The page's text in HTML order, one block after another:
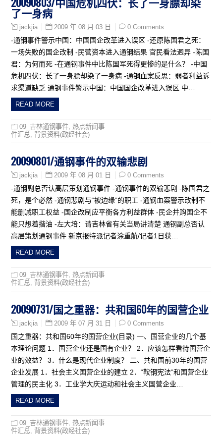
了一身病
jackjia 2009 年 08 月 03 日 0 Comments
-通钢事件警示中国：中国国企改革进入误区 -还原陈国君之死：
一场失败的国企改制 -民营资本进入通钢结果 官民看法迥异 -陈国
君：为何而死 -在通钢事件中比陈国军死得更惨的是什么？ -中国
危机四伏：长了一身膘却染了一身病 -通钢血案反思：弱者利益诉
求渠道缺乏 通钢事件警示中国：中国国企改革进入误区 中…
READ MORE
09_吉林通钢事件 ,热点新闻事
件汇总
背景资料(政经社会)
20090801/通钢事件的双输悲剧
jackjia 2009 年 08 月 01 日 0 Comments
-通钢副总否认高层策划通钢事件 -通钢事件的双输悲剧 -陈国君之
死，是个必然 -通钢悲剧与“被边缘”的职工 -通钢血案警示改制不
能删减职工权益 -国企改制应平衡各方利益群体 -民企并购国企不
能只想着揩油 -左大培：请吉林省有关当局讲清楚 通钢副总否认
高层策划通钢事件 新京报特派记者涂重航/记者1日获…
READ MORE
09_吉林通钢事件 ,热点新闻事
件汇总
背景资料(政经社会)
20090731/国之重器：共和国60年的国营企业
jackjia 2009 年 07 月 31 日 0 Comments
国之重器：共和国60年的国营企业(目录) 一、国营企业的几个基
本理论问题 1．国营企业还是国有企业？ 2．应该怎样看待国营企
业的效益？ 3．什么是现代企业制度？ 二、共和国前30年的国营
企业发展 1．社会主义国营企业的建立 2．“鞍钢宪法”和国营企业
管理的民主化 3．工业学大庆运动和社会主义国营企业…
READ MORE
09_吉林通钢事件 ,热点新闻事
件汇总
背景资料(政经社会)